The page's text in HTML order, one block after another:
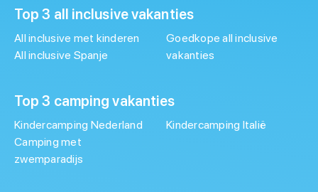
Top 3 all inclusive vakanties
All inclusive met kinderen
All inclusive Spanje
Goedkope all inclusive
vakanties
Top 3 camping vakanties
Kindercamping Nederland
Camping met
zwemparadijs
Kindercamping Italië